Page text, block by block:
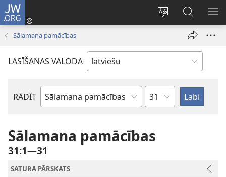
JW.ORG
Mainīt
valodu
Pieteikties
(opens
Meklēt
vietnē
JW.ORG
Sālamana pamācības
LASĪŠANAS VALODA
RĀDĪT
Pēc
Pēc
nodaļām
Sālamana pamācības
31:1—31
SATURA PĀRSKATS